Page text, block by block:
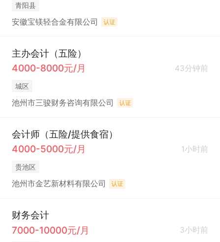
青阳县
安徽宝镁轻合金有限公司 认证
主办会计（五险）
4000-8000元/月
43分钟前
城区
池州市三骏财务咨询有限公司 认证
会计师（五险/提供食宿）
4000-5000元/月
1小时前
贵池区
池州市金艺新材料有限公司 认证
财务会计
7000-10000元/月
3小时前